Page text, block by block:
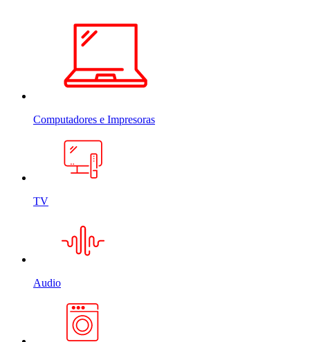
Computadores e Impresoras
TV
Audio